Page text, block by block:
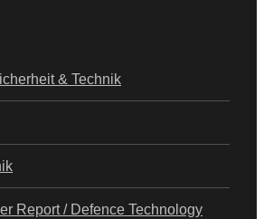
& Technik
Report / Defence Technology